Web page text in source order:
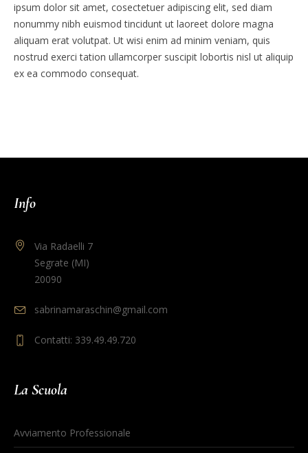
ipsum dolor sit amet, cosectetuer adipiscing elit, sed diam
nonummy nibh euismod tincidunt ut laoreet dolore magna
aliquam erat volutpat. Ut wisi enim ad minim veniam, quis
nostrud exerci tation ullamcorper suscipit lobortis nisl ut aliquip
ex ea commodo consequat.
Info
Via Radaelli 7
Segrate (MI)
20090
sabrinamaraschin@gmail.com
Contatti: 339.49.49.720
La Scuola
Avviamento Professionale